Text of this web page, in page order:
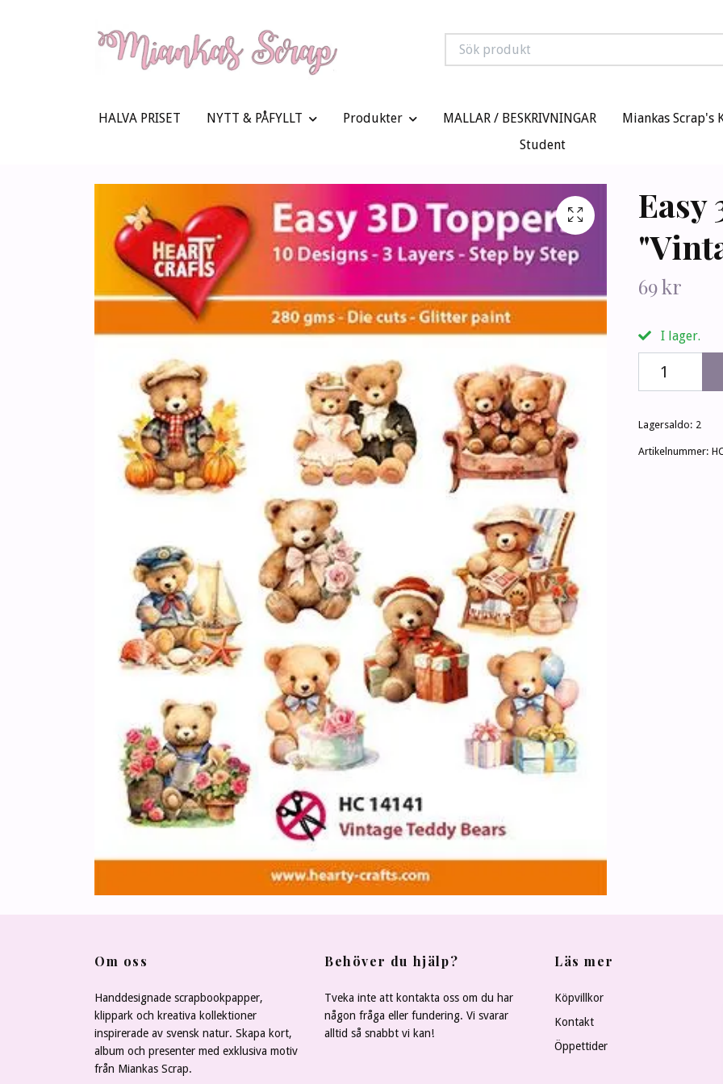
HALVA PRISET NYTT & PÅFYLLT Produkter MALLAR / BESKRIVNINGAR Miankas Scrap's
Student
Easy
69 kr
I lager.
Lagersaldo: 2
Artikelnummer:
Om oss
Handdesignade scrapbookpapper,
klippark och kreativa kollektioner
inspirerade av svensk natur. Skapa kort,
album och presenter med exklusiva motiv
från Miankas Scrap.
Behöver du hjälp?
Tveka inte att kontakta oss om du har
någon fråga eller fundering. Vi svarar
alltid så snabbt vi kan!
Läs mer
Köpvillkor
Kontakt
Öppettider